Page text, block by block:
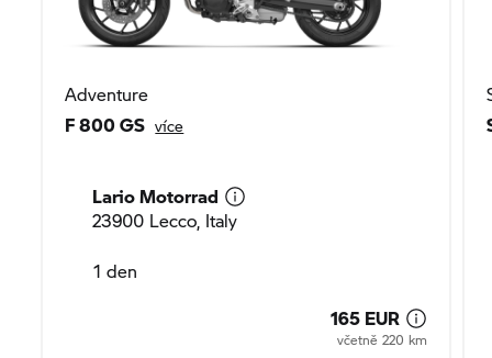
Adventure
F 800 GS více
Lario Motorrad
23900 Lecco, Italy
1 den
165 EUR
včetně 220 km